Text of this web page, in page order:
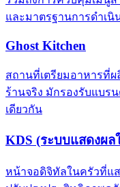
และมาตรฐานการดำเนิ
Ghost Kitchen
สถานที่เตรียมอาหารที่
ร้านจริง มักรองรับแบร
เดียวกัน
KDS (ระบบแสดงผล
หน้าจอดิจิทัลในครัวที่แ